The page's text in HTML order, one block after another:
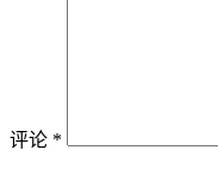
评论 *